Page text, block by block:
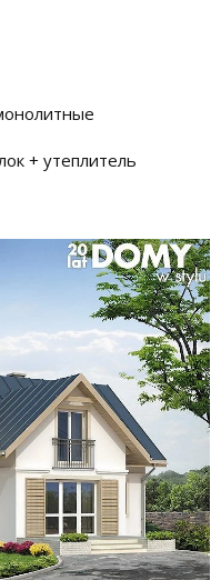
+ утеплитель